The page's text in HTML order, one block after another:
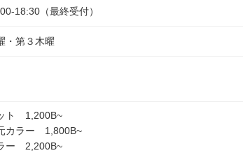
18:30（最終受付）
・第３木曜
ト 1,200B~
カラー 1,800B~
ー 2,200B~